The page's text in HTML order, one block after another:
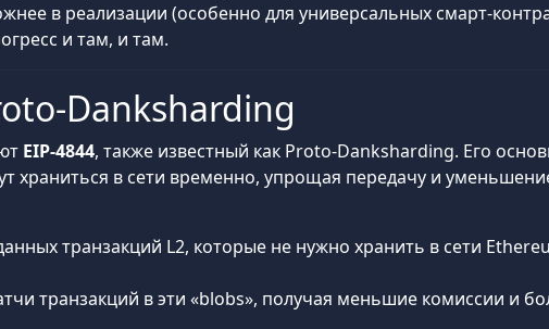
в реализации (особенно для универсальных смарт-
и там, и там.
Danksharding
EIP-4844, также известный как Proto-Danksharding. Его
храниться в сети временно, упрощая передачу и
транзакций L2, которые не нужно хранить в сети
транзакций в эти «blobs», получая меньшие комиссии и